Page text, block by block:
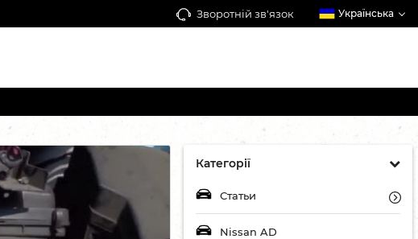
Зворотній зв'язок Українська
Категорії
Статьи
Nissan AD